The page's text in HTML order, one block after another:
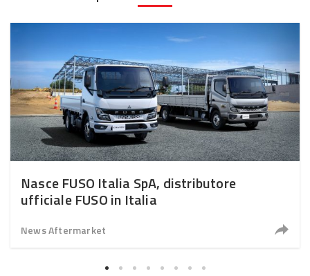
Nasce FUSO Italia SpA, distributore
ufficiale FUSO in Italia
News Aftermarket